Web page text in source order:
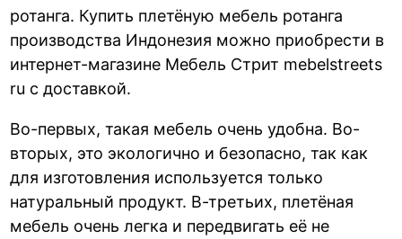
ротанга. Купить плетёную мебель ротанга
производства Индонезия можно приобрести в
интернет-магазине Мебель Стрит mebelstreets
ru с доставкой.
Во-первых, такая мебель очень удобна. Во-
вторых, это экологично и безопасно, так как
для изготовления используется только
натуральный продукт. В-третьих, плетёная
мебель очень легка и передвигать её не